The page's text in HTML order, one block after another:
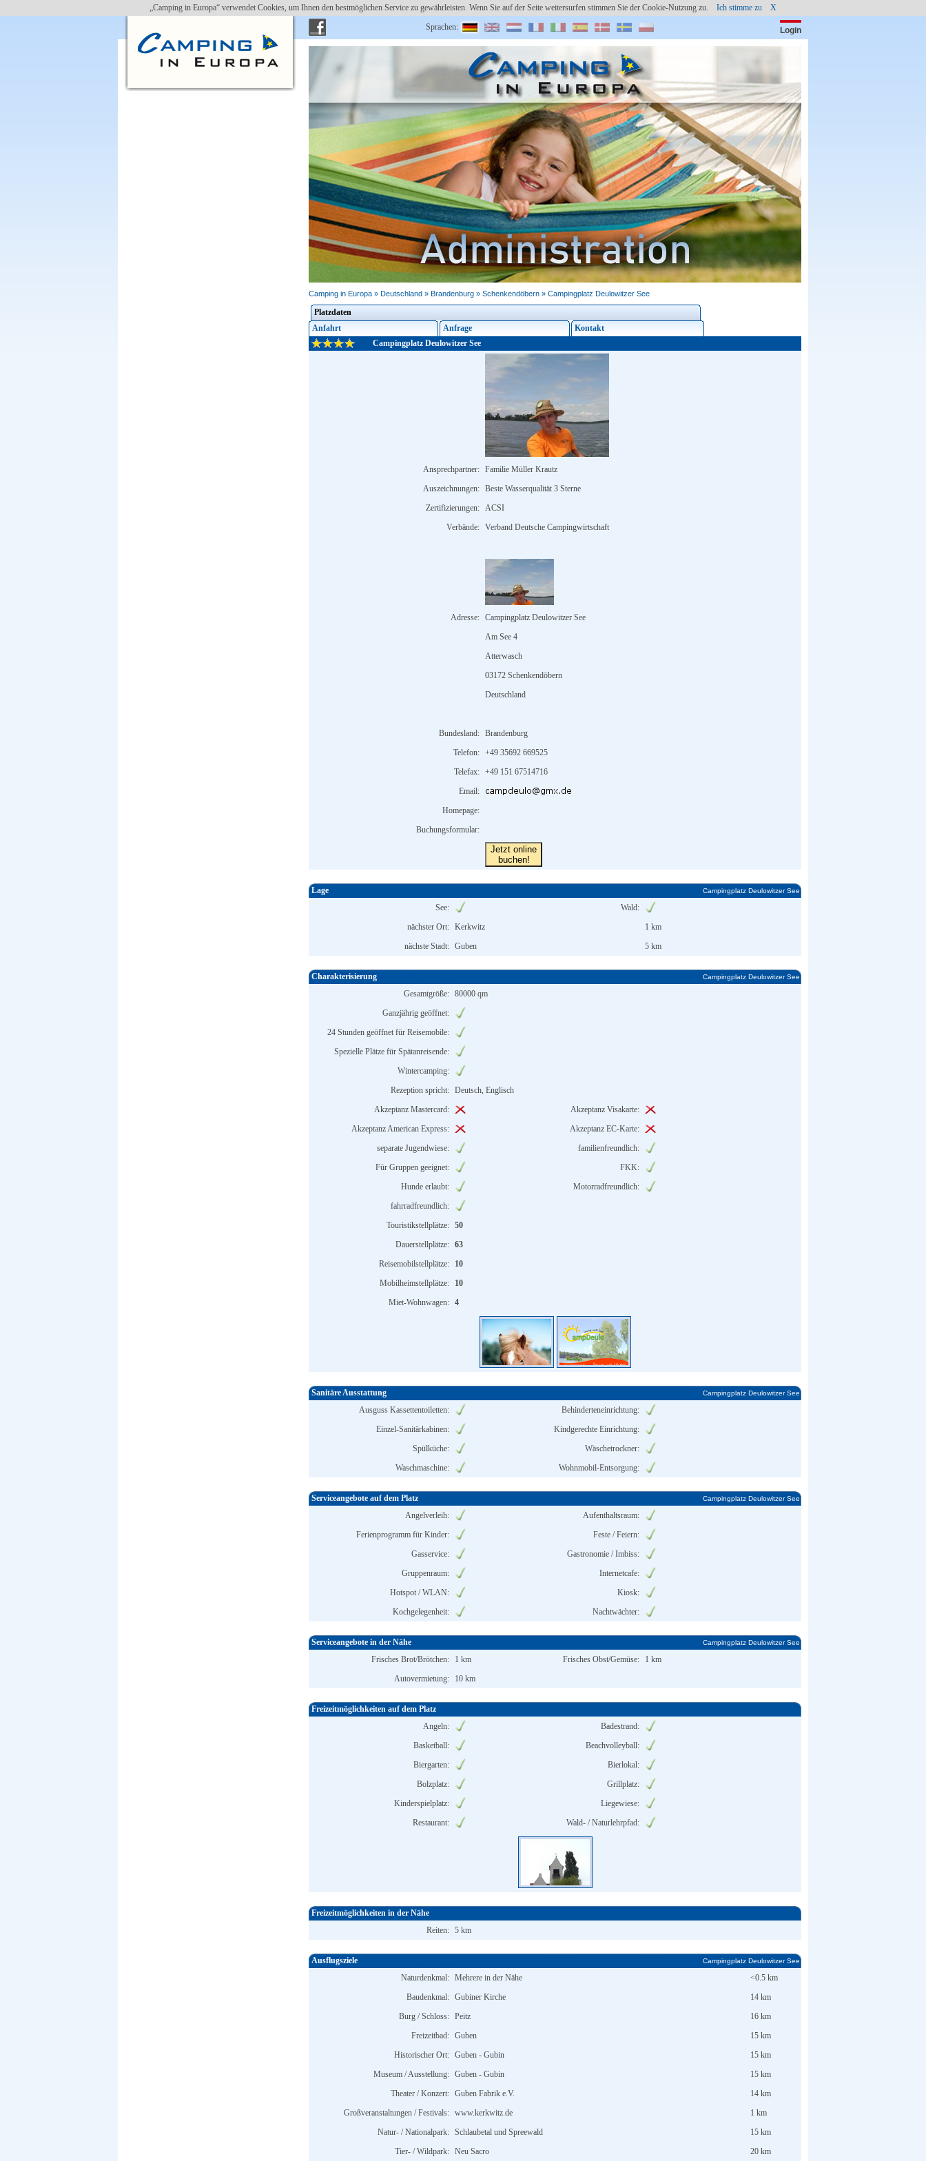
„Camping in Europa“ verwendet Cookies, um Ihnen den bestmöglichen Service zu gewährleisten. Wenn Sie auf der Seite weitersurfen stimmen Sie der Cookie-Nutzung zu. Ich stimme zu
X
Sprachen:
Login
Passwort vergessen?
Camping in Europa » Deutschland » Brandenburg » Schenkendöbern » Campingplatz Deulowitzer See
Platzdaten
Anfahrt
Anfrage
Kontakt
Campingplatz Deulowitzer See
Ansprechpartner: Familie Müller Krautz
Auszeichnungen: Beste Wasserqualität 3 Sterne
Zertifizierungen: ACSI
Verbände: Verband Deutsche Campingwirtschaft
Adresse: Campingplatz Deulowitzer See
Am See 4
Atterwasch
03172 Schenkendöbern
Deutschland
Bundesland: Brandenburg
Telefon: +49 35692 669525
Telefax: +49 151 67514716
Email:
Homepage:
Buchungsformular:
Jetzt online
buchen!
Lage Campingplatz Deulowitzer See
See:
Wald:
nächster Ort: Kerkwitz
1 km
nächste Stadt: Guben 5 km
Charakterisierung Campingplatz Deulowitzer See
Gesamtgröße: 80000 qm
Ganzjährig geöffnet:
24 Stunden geöffnet für Reisemobile:
Spezielle Plätze für Spätanreisende:
Wintercamping:
Rezeption spricht: Deutsch, Englisch
Akzeptanz Mastercard:
Akzeptanz Visakarte:
Akzeptanz American Express:
Akzeptanz EC-Karte:
separate Jugendwiese:
familienfreundlich:
Für Gruppen geeignet:
FKK:
Hunde erlaubt:
Motorradfreundlich:
fahrradfreundlich:
Touristikstellplätze: 50
Dauerstellplätze: 63
Reisemobilstellplätze:
10
Mobilheimstellplätze:
10
Miet-Wohnwagen: 4
Sanitäre Ausstattung Campingplatz Deulowitzer See
Ausguss Kassettentoiletten:
Behinderteneinrichtung:
Einzel-Sanitärkabinen:
Kindgerechte Einrichtung:
Spülküche:
Wäschetrockner:
Waschmaschine:
Wohnmobil-Entsorgung:
Serviceangebote auf dem Platz Campingplatz Deulowitzer See
Angelverleih:
Aufenthaltsraum:
Ferienprogramm für Kinder:
Feste / Feiern:
Gasservice:
Gastronomie / Imbiss:
Gruppenraum:
Internetcafe:
Hotspot / WLAN:
Kiosk:
Kochgelegenheit:
Nachtwächter:
Serviceangebote in der Nähe Campingplatz Deulowitzer See
Frisches Brot/Brötchen: 1 km Frisches Obst/Gemüse:
1 km
Autovermietung:
10 km
Freizeitmöglichkeiten auf dem Platz
Angeln:
Badestrand:
Basketball:
Beachvolleyball:
Biergarten:
Bierlokal:
Bolzplatz:
Grillplatz:
Kinderspielplatz:
Liegewiese:
Restaurant:
Wald- / Naturlehrpfad:
Freizeitmöglichkeiten in der Nähe
Reiten: 5 km
Ausflugsziele Campingplatz Deulowitzer See
Naturdenkmal: Mehrere in der Nähe
<0.5 km
Baudenkmal: Gubiner Kirche
14 km
Burg / Schloss: Peitz
16 km
Freizeitbad: Guben
15 km
Historischer Ort: Guben - Gubin
15 km
Museum / Ausstellung: Guben - Gubin
15 km
Theater / Konzert: Guben Fabrik e.V.
14 km
Großveranstaltungen / Festivals: www.kerkwitz.de
1 km
Natur- / Nationalpark: Schlaubetal und Spreewald
15 km
Tier- / Wildpark: Neu Sacro 20 km